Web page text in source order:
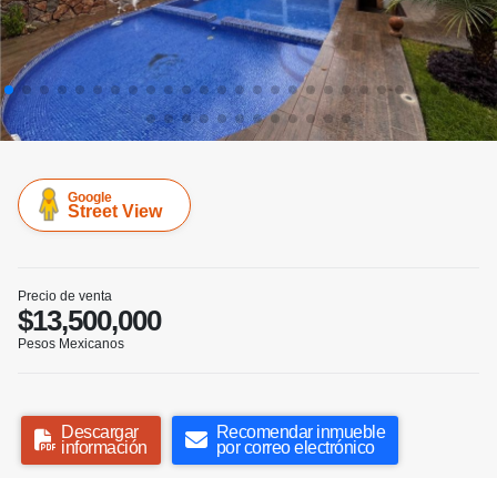
Google
Street View
Precio de venta
$13,500,000
Pesos Mexicanos
Descargar
información
Recomendar inmueble
por correo electrónico